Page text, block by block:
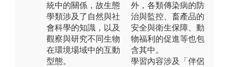
統中的關係，故生態
學類涉及了自然與社
會科學的知識，以及
觀察與研究不同生物
在環境場域中的互動
型態。
外，各類傳染病的防
治與監控、畜產品的
安全與衛生保障、動
物福利的促進等也包
含其中。
學習內容涉及「伴侶